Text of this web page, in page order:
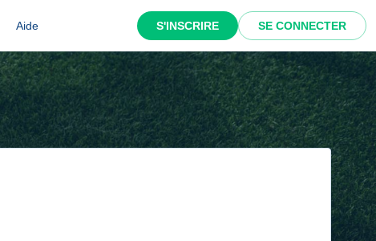
Aide S'INSCRIRE SE CONNECTER